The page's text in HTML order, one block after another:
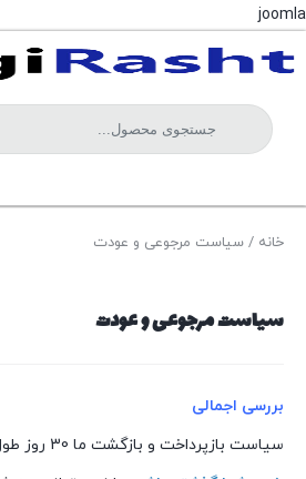
joomla
خانه / سیاست مرجوعی و عودت
سیاست مرجوعی و عودت
بررسی اجمالی
سیاست بازپرداخت و بازگشت ما 30 روز طول می کشد. اگر